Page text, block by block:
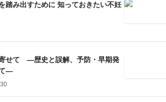
踏み出すために 知っておきたい不妊
せて ―歴史と誤解、予防・早期発
―